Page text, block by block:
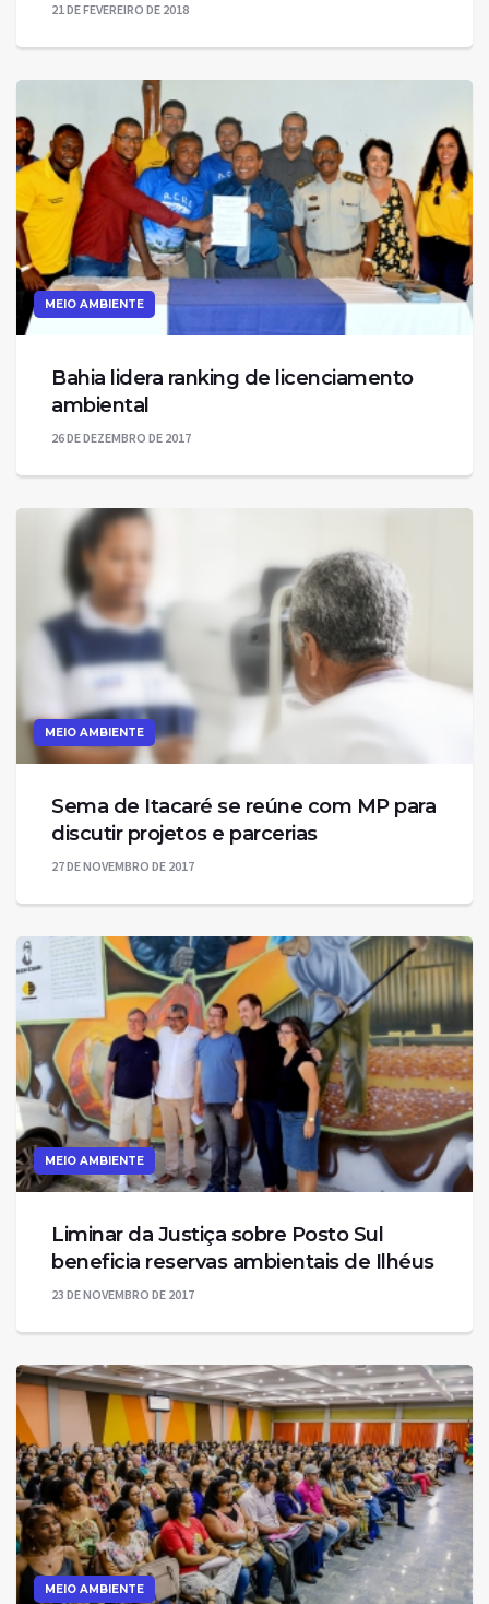
21 DE FEVEREIRO DE 2018
MEIO AMBIENTE
Bahia lidera ranking de licenciamento
ambiental
26 DE DEZEMBRO DE 2017
MEIO AMBIENTE
Sema de Itacaré se reúne com MP para
discutir projetos e parcerias
27 DE NOVEMBRO DE 2017
MEIO AMBIENTE
Liminar da Justiça sobre Posto Sul
beneficia reservas ambientais de Ilhéus
23 DE NOVEMBRO DE 2017
MEIO AMBIENTE